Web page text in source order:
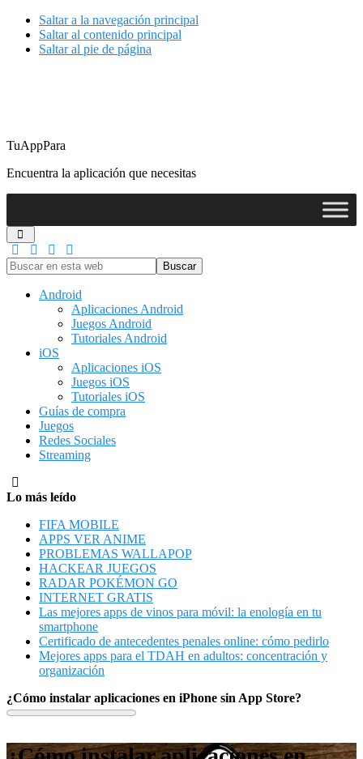
Saltar a la navegación principal
Saltar al contenido principal
Saltar al pie de página
TuAppPara
Encuentra la aplicación que necesitas
Buscar
en
Android
Aplicaciones Android
Juegos Android
Tutoriales Android
iOS
Aplicaciones iOS
Juegos iOS
Tutoriales iOS
Guías de compra
Juegos
Redes Sociales
Streaming
Lo más leído
FIFA MOBILE
APPS VER ANIME
PROBLEMAS WALLAPOP
HACKEAR JUEGOS
RADAR POKÉMON GO
INTERNET GRATIS
Las mejores apps de vinos para móvil: la enología en tu
smartphone
Certificado de antecedentes penales online: cómo pedirlo
Mejores apps para el TDAH en adultos: concentración y
organización
¿Cómo instalar aplicaciones en iPhone sin App Store?